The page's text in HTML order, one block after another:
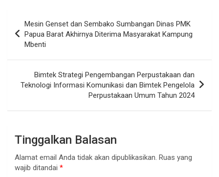
pos
Mesin Genset dan Sembako Sumbangan Dinas PMK
Papua Barat Akhirnya Diterima Masyarakat Kampung
Mbenti
Bimtek Strategi Pengembangan Perpustakaan dan
Teknologi Informasi Komunikasi dan Bimtek Pengelola
Perpustakaan Umum Tahun 2024
Tinggalkan Balasan
Alamat email Anda tidak akan dipublikasikan. Ruas yang
wajib ditandai *